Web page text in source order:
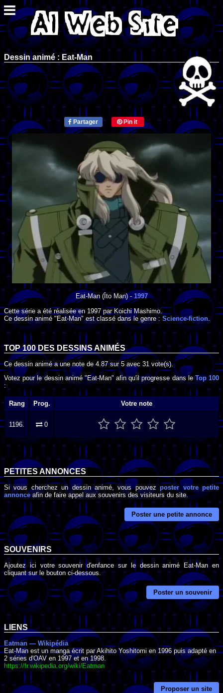
Dessin animé : Eat-Man
Partager Pin it
Eat-Man(Īto Man) - 1997
Cette série a été réalisée en 1997par Koichi Mashimo
Ce dessin animé "Eat-Man" est classé dans le genre : Science-fiction.
TOP 100 DESDESSINS ANIMÉS
Ce dessin animé a une note de4.87sur5 avec 31vote(s).
Votez pour le dessin animé "Eat-Man" afin qu'il progresse dans leTop 100
:
Rang Prog. Votre note
1196. 0
PETITES ANNONCES
Si vous cherchez un dessin animé, vous pouvezposter votre petite
annonceafin de faire appel aux souvenirs des visiteurs du site.
Poster une petite annonce
SOUVENIRS
Ajoutez ici votre souvenir d'enfance sur le dessin animé Eat-Man en
cliquant sur le bouton ci-dessous.
Poster un souvenir
LIENS
Eatman — Wikipédia
Eat-Man est un manga écrit par Akihito Yoshitomi en 1996 puis adapté en
2 séries d'OAV en 1997 et en 1998.
https://fr.wikipedia.org/wiki/Eatman
Proposer un site